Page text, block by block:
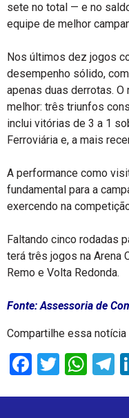
sete no total — e no
equipe de melhor
Nos últimos dez jogos
desempenho sólido,
apenas duas derrotas.
melhor: três triunfos
inclui vitórias de 3 a 1
Ferroviária e, a mais
A performance como
fundamental para a
exercendo na
Faltando cinco rodadas
terá três jogos na Arena
Remo e Volta Redonda.
Fonte: Assessoria de
Compartilhe essa notícia
Facebook
Twitter